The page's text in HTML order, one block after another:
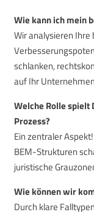
Wie kann ich mein
Wir analysieren
schlanken,
auf Ihr
Welche Rolle
Prozess?
Ein zentraler
BEM-Strukturen
juristische
Wie können wir
Durch klare